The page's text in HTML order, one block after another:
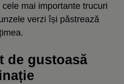
mai importante trucuri
verzi își păstrează
de gustoasă